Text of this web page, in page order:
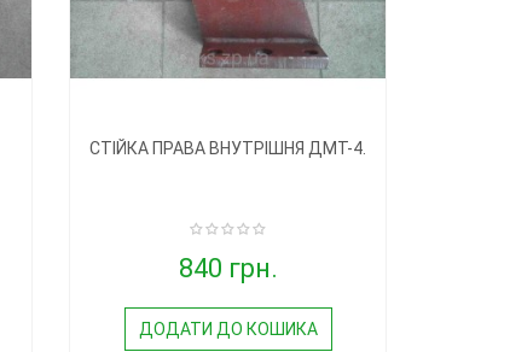
СТІЙКА ПРАВА ВНУТРІШНЯ ДМТ-4.
840 грн.
ДОДАТИ ДО КОШИКА